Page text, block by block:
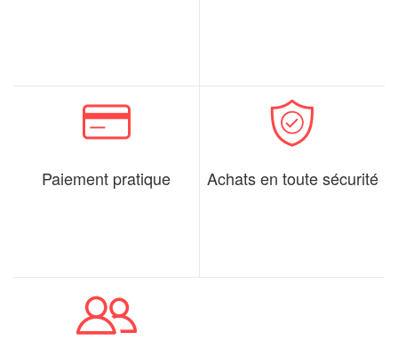
Paiement pratique Achats en toute sécurité